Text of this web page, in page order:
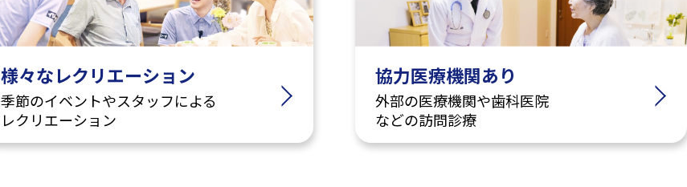
様々なレクリエーション
季節のイベントやスタッフによる
レクリエーション
協力医療機関あり
外部の医療機関や歯科医院
などの訪問診療